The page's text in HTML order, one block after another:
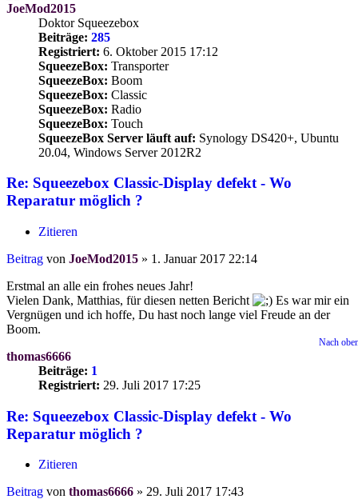
JoeMod2015
Doktor Squeezebox
Beiträge: 285
Registriert: 6. Oktober 2015 17:12
SqueezeBox: Transporter
SqueezeBox: Boom
SqueezeBox: Classic
SqueezeBox: Radio
SqueezeBox: Touch
SqueezeBox Server läuft auf: Synology DS420+, Ubuntu
20.04, Windows Server 2012R2
Re: Squeezebox Classic-Display defekt - Wo
Reparatur möglich ?
Zitieren
Beitrag von JoeMod2015 » 1. Januar 2017 22:14
Erstmal an alle ein frohes neues Jahr!
Vielen Dank, Matthias, für diesen netten Bericht
Es war mir ein
Vergnügen und ich hoffe, Du hast noch lange viel Freude an der
Boom.
Nach
thomas6666
Beiträge: 1
Registriert: 29. Juli 2017 17:25
Re: Squeezebox Classic-Display defekt - Wo
Reparatur möglich ?
Zitieren
Beitrag von thomas6666 » 29. Juli 2017 17:43